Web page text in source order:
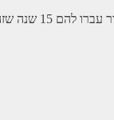
בן דוד יקר שלי הרבה זמן